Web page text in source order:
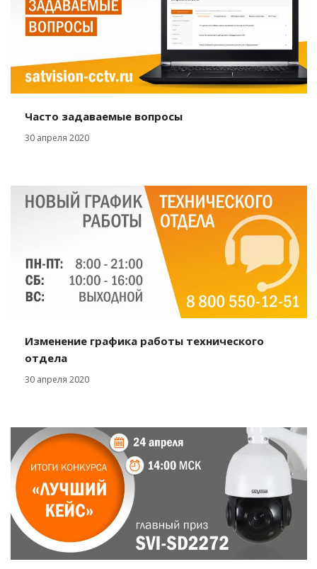
Часто задаваемые вопросы
30 апреля 2020
Изменение графика работы технического
отдела
30 апреля 2020